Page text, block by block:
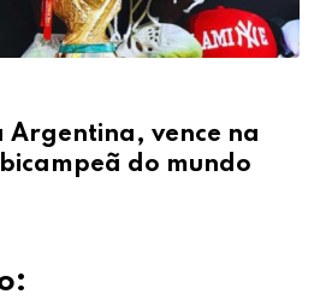
Argentina, vence na
do mundo